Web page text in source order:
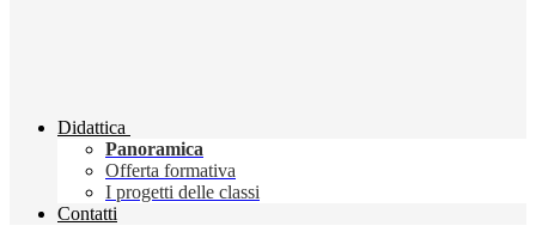
Didattica
Panoramica
Offerta formativa
I progetti delle classi
Contatti